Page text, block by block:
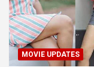
MOVIE UPDATES